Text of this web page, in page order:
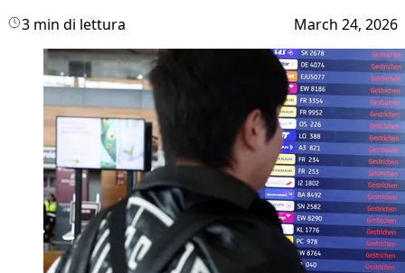
3 min di lettura March 24, 2026